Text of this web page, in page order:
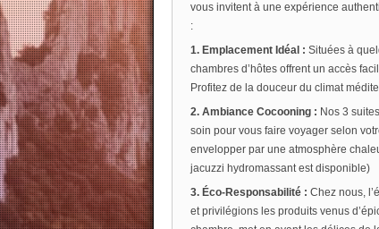
vous invitent à une expérience
:
1. Emplacement Idéal : Situées à
chambres d’hôtes offrent un accès
Profitez de la douceur du climat
2. Ambiance Cocooning : Nos 3
soin pour vous faire voyager selon
envelopper par une atmosphère
jacuzzi hydromassant est disponible)
3. Éco-Responsabilité : Chez nous,
et privilégions les produits venus